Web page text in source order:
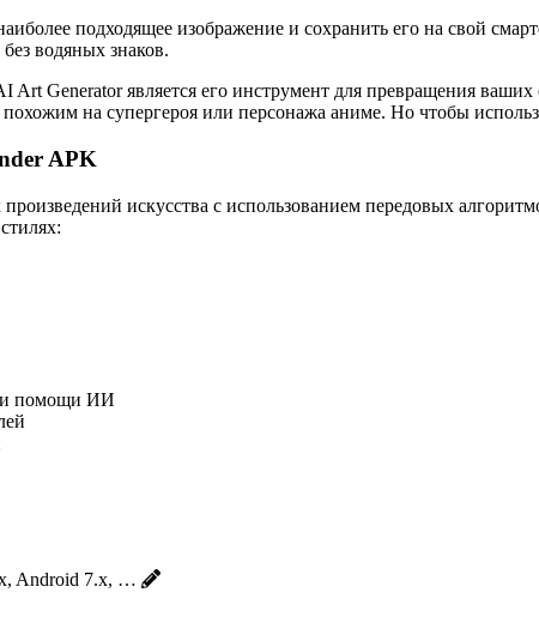
подходящее изображение и сохранить его на свой
водяных знаков.
Generator является его инструмент для превращения
похожим на супергероя или персонажа аниме. Но чтобы
APK
искусства с использованием передовых
помощи ИИ
Android 7.x, …